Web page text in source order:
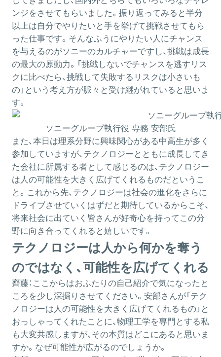
ンジをさせてもらいました。振り返ってみると半分
以上は自分でやりたいと手を挙げて挑戦させてもら
った仕事です。そんなふうにやりたい人にチャンス
を与えるのがソニーのカルチャーですし、挑戦は成長
の最大の原動力。「挑戦しないでチャンスを逃すリス
クに比べたら、挑戦して失敗するリスクは小さいも
の」という考え方が脈々と受け継がれていると思いま
す。
ソニーグループ執行役 専務 安部氏
また、本日は理系分野に興味関心がある中高生が多く
参加していますが、テクノロジーとともに成長してき
た会社に所属する者として感じるのは、テクノロジー
は人の可能性を大きく広げてくれるものだというこ
と。これから先、テクノロジーは社会の進化をさらに
ドライブさせていくはずだと期待しているからこそ、
将来社会に出ていく皆さんが好奇心を持ってこの分
野に向き合ってくれると嬉しいです。
テクノロジーは人から何かを奪う
のではなく、可能性を広げてくれる
齊藤： ここからはおふたりの自己紹介で気になったと
ころを少し深掘りさせてください。安部さんが「テク
ノロジーは人の可能性を大きく広げてくれるもの」と
おっしゃってくれたことに、物理工学を専門とする私
も大変共感しますが、その本質はどこにあると思いま
すか。なぜ可能性が広がるのでしょうか。